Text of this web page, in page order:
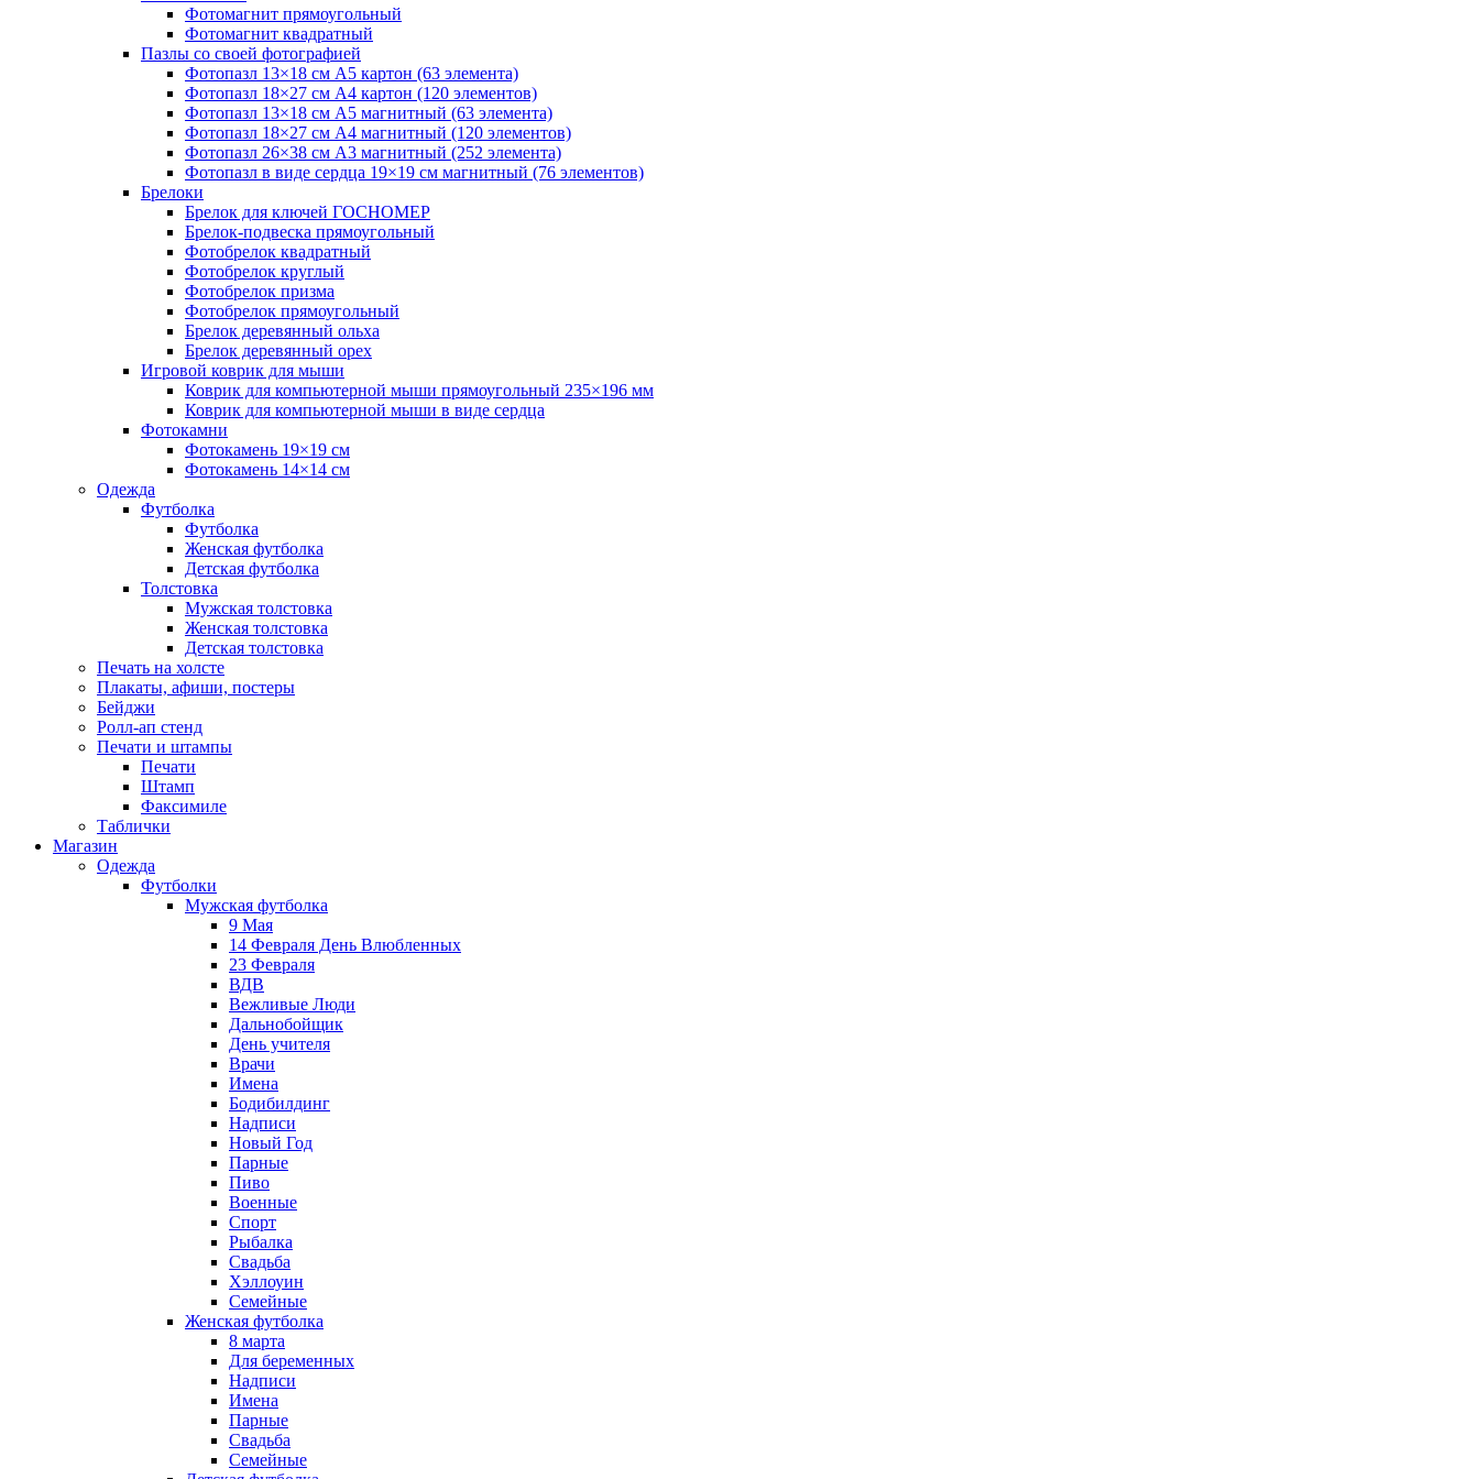
Фотомагнит прямоугольный
Фотомагнит квадратный
Пазлы со своей фотографией
Фотопазл 13×18 см А5 картон (63 элемента)
Фотопазл 18×27 см А4 картон (120 элементов)
Фотопазл 13×18 см А5 магнитный (63 элемента)
Фотопазл 18×27 см А4 магнитный (120 элементов)
Фотопазл 26×38 см А3 магнитный (252 элемента)
Фотопазл в виде сердца 19×19 см магнитный (76 элементов)
Брелоки
Брелок для ключей ГОСНОМЕР
Брелок-подвеска прямоугольный
Фотобрелок квадратный
Фотобрелок круглый
Фотобрелок призма
Фотобрелок прямоугольный
Брелок деревянный ольха
Брелок деревянный орех
Игровой коврик для мыши
Коврик для компьютерной мыши прямоугольный 235×196 мм
Коврик для компьютерной мыши в виде сердца
Фотокамни
Фотокамень 19×19 см
Фотокамень 14×14 см
Одежда
Футболка
Футболка
Женская футболка
Детская футболка
Толстовка
Мужская толстовка
Женская толстовка
Детская толстовка
Печать на холсте
Плакаты, афиши, постеры
Бейджи
Ролл-ап стенд
Печати и штампы
Печати
Штамп
Факсимиле
Таблички
Магазин
Одежда
Футболки
Мужская футболка
9 Мая
14 Февраля День Влюбленных
23 Февраля
ВДВ
Вежливые Люди
Дальнобойщик
День учителя
Врачи
Имена
Бодибилдинг
Надписи
Новый Год
Парные
Пиво
Военные
Спорт
Рыбалка
Свадьба
Хэллоуин
Семейные
Женская футболка
8 марта
Для беременных
Надписи
Имена
Парные
Свадьба
Семейные